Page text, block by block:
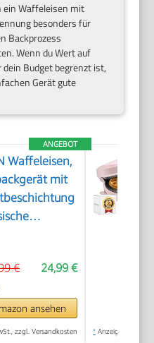
Waffeleisen mit
besonders für
Backprozess
Wenn du Wert auf
Budget begrenzt ist,
Gerät gute
ANGEBOT
Waffeleisen,
mit
ca. 1.300 W
Edelstal, WA
24,99 €
€
ansehen
zzgl. Versandkosten * Anzeige